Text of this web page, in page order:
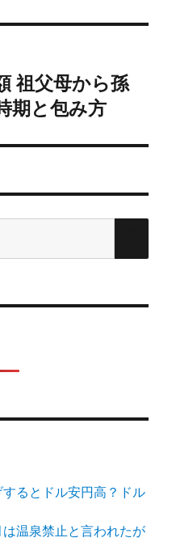
祖父母から孫
期と包み方
索
るとドル安円高？ドル
温泉禁止と言われたが